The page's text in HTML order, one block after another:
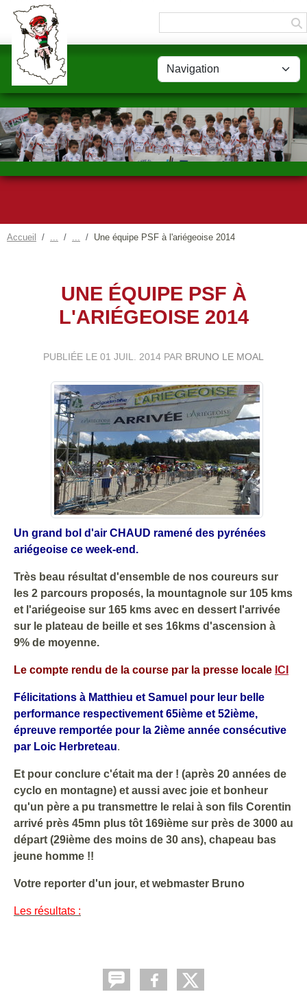
Accueil Une équipe PSF à l'ariégeoise 2014
UNE ÉQUIPE PSF À
L'ARIÉGEOISE 2014
PUBLIÉE LE 01 JUIL. 2014 PAR BRUNO LE MOAL
Un grand bol d'air CHAUD ramené des pyrénées
ariégeoise ce week-end.
Très beau résultat d'ensemble de nos coureurs sur
les 2 parcours proposés, la mountagnole sur 105 kms
et l'ariégeoise sur 165 kms avec en dessert l'arrivée
sur le plateau de beille et ses 16kms d'ascension à
9% de moyenne.
Le compte rendu de la course par la presse locale ICI
Félicitations à Matthieu et Samuel pour leur belle
performance respectivement 65ième et 52ième,
épreuve remportée pour la 2ième année consécutive
par Loic Herbreteau.
Et pour conclure c'était ma der ! (après 20 années de
cyclo en montagne) et aussi avec joie et bonheur
qu'un père a pu transmettre le relai à son fils Corentin
arrivé près 45mn plus tôt 169ième sur près de 3000 au
départ (29ième des moins de 30 ans), chapeau bas
jeune homme !!
Votre reporter d'un jour, et webmaster Bruno
Les résultats :
Panneau de gestion des cookies